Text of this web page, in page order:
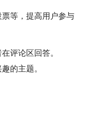
等，提高用户参与
评论区回答。
的主题。